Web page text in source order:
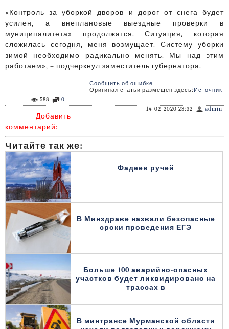
«Контроль за уборкой дворов и дорог от снега будет
усилен, а внеплановые выездные проверки в
муниципалитетах продолжатся. Ситуация, которая
сложилась сегодня, меня возмущает. Систему уборки
зимой необходимо радикально менять. Мы над этим
работаем», – подчеркнул заместитель губернатора.
Сообщить об ошибке
Оригинал статьи размещен здесь: Источник
0
588
admin
14-02-2020 23:32
Добавить
комментарий:
Читайте так же:
Фадеев ручей
В Минздраве назвали безопасные
сроки проведения ЕГЭ
Больше 100 аварийно-опасных
участков будет ликвидировано на
трассах в
В минтрансе Мурманской области